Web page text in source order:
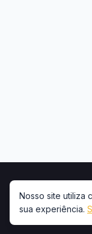
Copyright ©
Nosso site utiliza
sua experiência.